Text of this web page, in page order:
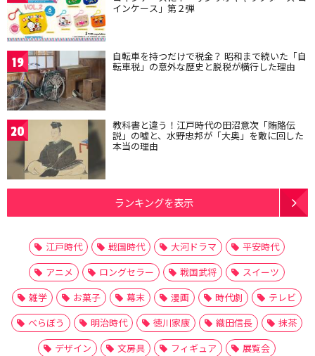
インケース」第２弾
19 自転車を持つだけで税金？ 昭和まで続いた「自
転車税」の意外な歴史と脱税が横行した理由
20 教科書と違う！江戸時代の田沼意次「賄賂伝
説」の嘘と、水野忠邦が「大奥」を敵に回した
本当の理由
ランキングを表示
江戸時代 戦国時代 大河ドラマ
平安時代
アニメ
ロングセラー 戦国武将
スイーツ
雑学
お菓子 幕末 漫画 時代劇
テレビ
べらぼう
明治時代 徳川家康 織田信長
抹茶
デザイン
文房具 フィギュア
展覧会